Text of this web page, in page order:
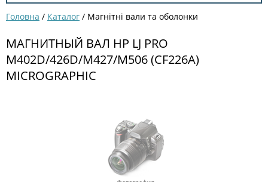
Головна / Каталог / Магнітні вали та оболонки
МАГНИТНЫЙ ВАЛ HP LJ PRO
M402D/426D/M427/M506 (CF226A)
MICROGRAPHIC